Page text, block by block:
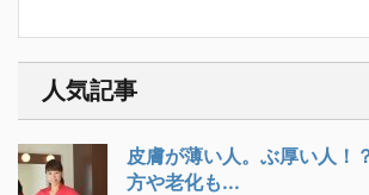
人気記事
皮膚が薄い人。ぶ厚い人！
方や老化も...